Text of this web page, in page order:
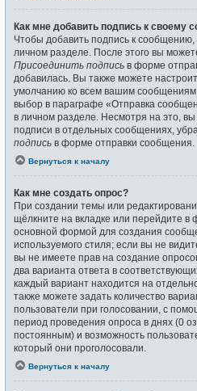
Как мне добавить подпись к своему
Чтобы добавить подпись к
личном разделе. После этого вы
Присоединить подпись в форме
добавилась. Вы также можете
умолчанию ко всем вашим
выбор в параграфе «Отправка
в личном разделе. Несмотря на это,
подписи в отдельных сообщениях,
подпись в форме отправки сообщения.
Вернуться к началу
Как мне создать опрос?
При создании темы или
щёлкните на вкладке или перейдите в
основной формой для создания
используемого стиля; если вы не
вы не имеете прав на создание
два варианта ответа в
каждый вариант находится на
также можете задать количество
пользователи при голосовании, с
период проведения опроса в днях (0
постоянным) и возможность
который они проголосовали.
Вернуться к началу